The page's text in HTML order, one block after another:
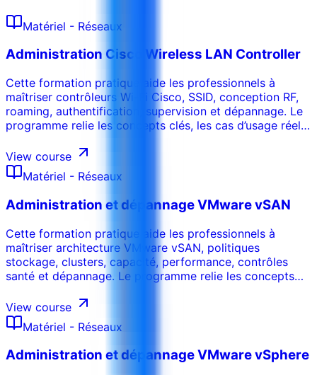
Matériel - Réseaux
Administration Cisco Wireless LAN Controller
Cette formation pratique aide les professionnels à
maîtriser contrôleurs Wi-Fi Cisco, SSID, conception RF,
roaming, authentification, supervision et dépannage. Le
programme relie les concepts clés, les cas d’usage réels,
que les participants puissent appliquer les acquis dans
leur environnement de travail. La formation peut être
adaptée au secteur, aux systèmes internes, au niveau
des participants et aux objectifs de performance de
l’organisation.
View course
Matériel - Réseaux
Administration et dépannage VMware vSAN
Cette formation pratique aide les professionnels à
maîtriser architecture VMware vSAN, politiques
stockage, clusters, capacité, performance, contrôles
santé et dépannage. Le programme relie les concepts
décisions opérationnelles afin que les participants
puissent appliquer les acquis dans leur environnement
de travail. La formation peut être adaptée au secteur,
aux systèmes internes, au niveau des participants et aux
objectifs de performance de l’organisation.
View course
Matériel - Réseaux
Administration et dépannage VMware vSphere